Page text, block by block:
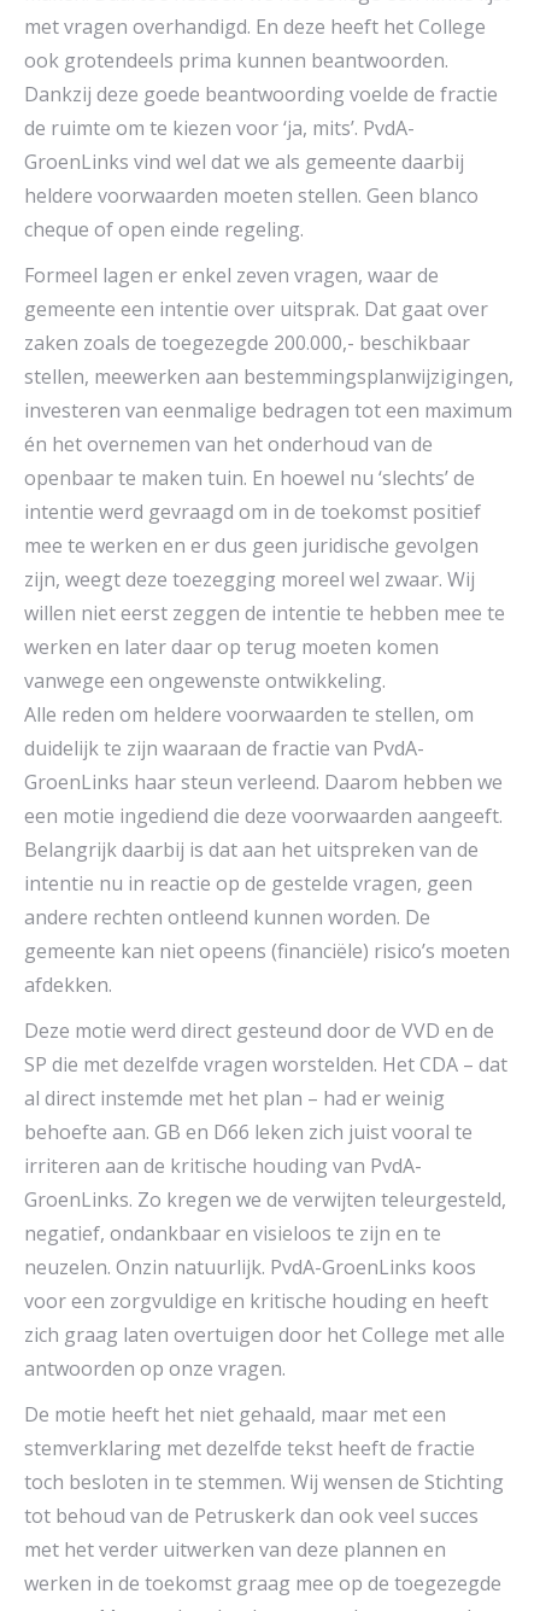
met vragen overhandigd. En deze heeft het College
ook grotendeels prima kunnen beantwoorden.
Dankzij deze goede beantwoording voelde de fractie
de ruimte om te kiezen voor ‘ja, mits’. PvdA-
GroenLinks vind wel dat we als gemeente daarbij
heldere voorwaarden moeten stellen. Geen blanco
cheque of open einde regeling.
Formeel lagen er enkel zeven vragen, waar de
gemeente een intentie over uitsprak. Dat gaat over
zaken zoals de toegezegde 200.000,- beschikbaar
stellen, meewerken aan bestemmingsplanwijzigingen,
investeren van eenmalige bedragen tot een maximum
én het overnemen van het onderhoud van de
openbaar te maken tuin. En hoewel nu ‘slechts’ de
intentie werd gevraagd om in de toekomst positief
mee te werken en er dus geen juridische gevolgen
zijn, weegt deze toezegging moreel wel zwaar. Wij
willen niet eerst zeggen de intentie te hebben mee te
werken en later daar op terug moeten komen
vanwege een ongewenste ontwikkeling.
Alle reden om heldere voorwaarden te stellen, om
duidelijk te zijn waaraan de fractie van PvdA-
GroenLinks haar steun verleend. Daarom hebben we
een motie ingediend die deze voorwaarden aangeeft.
Belangrijk daarbij is dat aan het uitspreken van de
intentie nu in reactie op de gestelde vragen, geen
andere rechten ontleend kunnen worden. De
gemeente kan niet opeens (financiële) risico’s moeten
afdekken.
Deze motie werd direct gesteund door de VVD en de
SP die met dezelfde vragen worstelden. Het CDA – dat
al direct instemde met het plan – had er weinig
behoefte aan. GB en D66 leken zich juist vooral te
irriteren aan de kritische houding van PvdA-
GroenLinks. Zo kregen we de verwijten teleurgesteld,
negatief, ondankbaar en visieloos te zijn en te
neuzelen. Onzin natuurlijk. PvdA-GroenLinks koos
voor een zorgvuldige en kritische houding en heeft
zich graag laten overtuigen door het College met alle
antwoorden op onze vragen.
De motie heeft het niet gehaald, maar met een
stemverklaring met dezelfde tekst heeft de fractie
toch besloten in te stemmen. Wij wensen de Stichting
tot behoud van de Petruskerk dan ook veel succes
met het verder uitwerken van deze plannen en
werken in de toekomst graag mee op de toegezegde